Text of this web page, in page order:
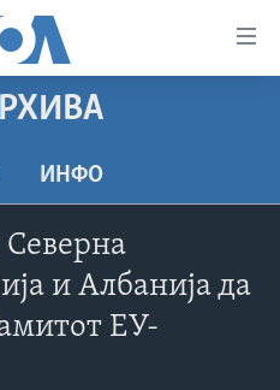
ИНФО
и Албанија да
ЕУ-